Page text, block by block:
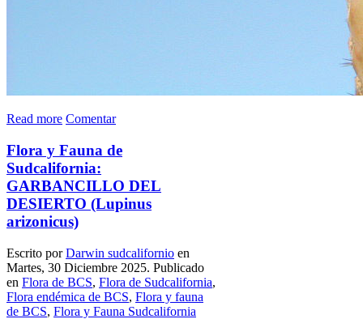
Read more Comentar
Flora y Fauna de
Sudcalifornia:
GARBANCILLO DEL
DESIERTO (Lupinus
arizonicus)
Escrito porDarwin sudcalifornio en
Martes, 30 Diciembre 2025. Publicado
en Flora de BCS, Flora de Sudcalifornia,
Flora endémica de BCS, Flora y fauna
de BCS, Flora y Fauna Sudcalifornia